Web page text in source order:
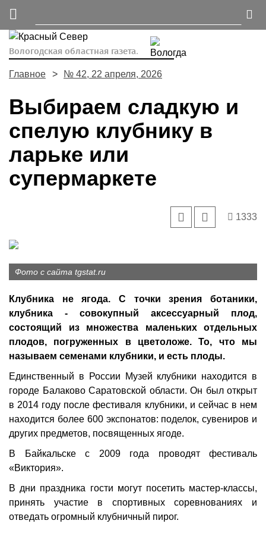
Вологодская областная газета.
Главное № 42, 22 апреля, 2026
Выбираем сладкую и
спелую клубнику в
ларьке или
супермаркете
1333
Фото с сайта tgstat.ru
Клубника не ягода. С точки зрения ботаники,
клубника - совокупный аксессуарный плод,
состоящий из множества маленьких отдельных
плодов, погруженных в цветоложе. То, что мы
называем семенами клубники, и есть плоды.
Единственный в России Музей клубники находится в
городе Балаково Саратовской области. Он был открыт
в 2014 году после фестиваля клубники, и сейчас в нем
находится более 600 экспонатов: поделок, сувениров и
других предметов, посвященных ягоде.
В Байкальске с 2009 года проводят фестиваль
«Виктория».
В дни праздника гости могут посетить мастер-классы,
принять участие в спортивных соревнованиях и
отведать огромный клубничный пирог.